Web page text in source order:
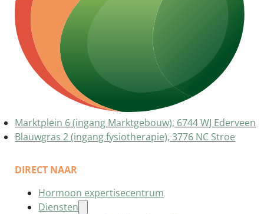
Marktplein 6 (ingang Marktgebouw), 6744 WJ Ederveen
Blauwgras 2 (ingang fysiotherapie), 3776 NC Stroe
DIRECT NAAR
Hormoon expertisecentrum
Diensten